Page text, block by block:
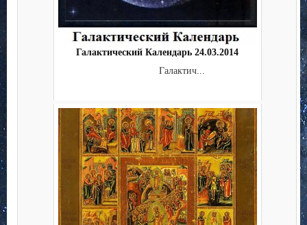
Галактический Календарь 24.03.2014
Галактич...